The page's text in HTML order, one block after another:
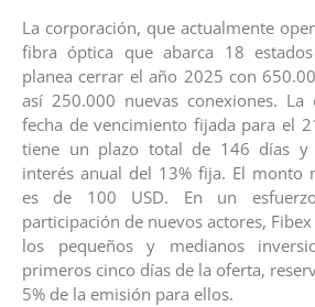
La corporación, que actualmente
fibra óptica que abarca 18
planea cerrar el año 2025 con
así 250.000 nuevas conexiones. La
fecha de vencimiento fijada para el
tiene un plazo total de 146 días y
interés anual del 13% fija. El monto
es de 100 USD. En un
participación de nuevos actores,
los pequeños y medianos
primeros cinco días de la oferta,
5% de la emisión para ellos.